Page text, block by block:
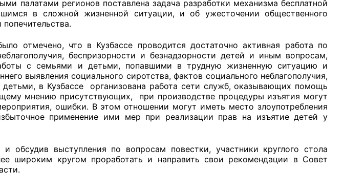
палатами регионов поставлена задача разработки механизма бесплатной
в сложной жизненной ситуации, и об ужесточении общественного
отмечено, что в Кузбассе проводится достаточно активная работа по
беспризорности и безнадзорности детей и иным вопросам,
с семьями и детьми, попавшими в трудную жизненную ситуацию и
выявления социального сиротства, фактов социального неблагополучия,
в Кузбассе организована работа сети служб, оказывающих помощь
мнению присутствующих, при производстве процедуры изъятия могут
ошибки. В этом отношении могут иметь место злоупотребления
применение ими мер при реализации прав на изъятие детей у
и обсудив выступления по вопросам повестки, участники круглого стола
широким кругом проработать и направить свои рекомендации в Совет